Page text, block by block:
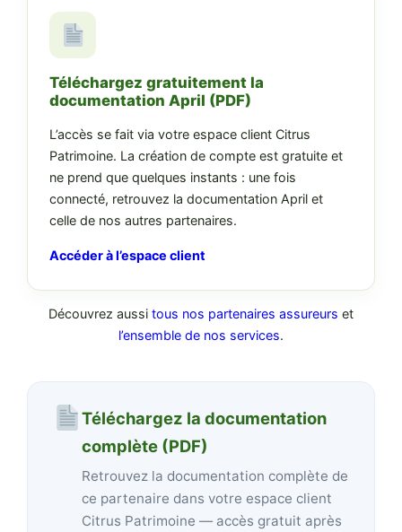
Téléchargez gratuitement la
documentation April (PDF)
L’accès se fait via votre espace client Citrus
Patrimoine. La création de compte est gratuite et
ne prend que quelques instants : une fois
connecté, retrouvez la documentation April et
celle de nos autres partenaires.
Accéder à l’espace client
Découvrez aussi tous nos partenaires assureurs et
l’ensemble de nos services.
Téléchargez la documentation
complète (PDF)
Retrouvez la documentation complète de
ce partenaire dans votre espace client
Citrus Patrimoine — accès gratuit après